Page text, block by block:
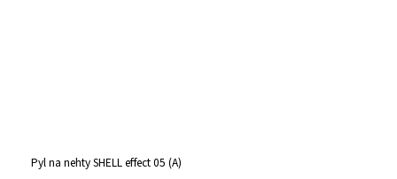
Pyl na nehty SHELL effect 05 (A)